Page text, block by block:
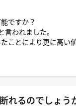
ですか？
われました。
ことにより更に高い
れるのでしょう